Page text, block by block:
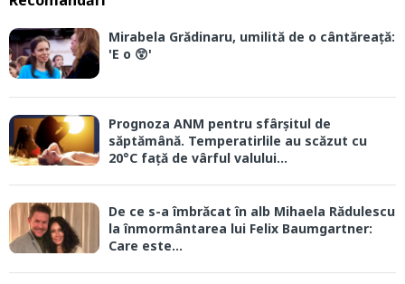
Mirabela Grădinaru, umilită de o cântăreață:
'E o 😲'
Prognoza ANM pentru sfârșitul de
săptămână. Temperatirlile au scăzut cu
20°C față de vârful valului...
De ce s-a îmbrăcat în alb Mihaela Rădulescu
la înmormântarea lui Felix Baumgartner:
Care este...